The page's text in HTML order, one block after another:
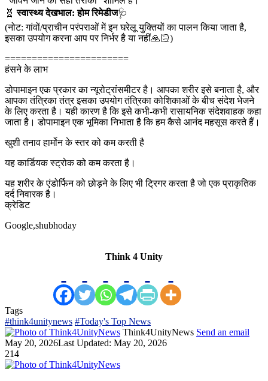
🧬स्वास्थ्य देखभाल: होम रिमेडीज🩺
(नोट: गांवों/प्राचीन परंपराओं में इन घरेलू युक्तियों का पालन किया जाता है,
इसका उपयोग करना आप पर निर्भर है या नहीं🙏🏻)
=======================
हंसने के लाभ
डोपामाइन एक प्रकार का न्यूरोट्रांसमीटर है। आपका शरीर इसे बनाता है, और
आपका तंत्रिका तंत्र इसका उपयोग तंत्रिका कोशिकाओं के बीच संदेश भेजने
के लिए करता है। यही कारण है कि इसे कभी-कभी रासायनिक संदेशवाहक कहा
जाता है। डोपामाइन एक भूमिका निभाता है कि हम कैसे आनंद महसूस करते हैं।
खुशी तनाव हार्मोन के स्तर को कम करती है
यह कार्डियक स्ट्रोक को कम करता है।
यह शरीर के एंडोर्फिन को छोड़ने के लिए भी ट्रिगर करता है जो एक प्राकृतिक
दर्द निवारक है।
क्रेडिट
Google,shubhoday
Think 4 Unity
Tags
#think4unitynews #Today's Top News
Think4UnityNews Send an email
May 20, 2026Last Updated: May 20, 2026
214